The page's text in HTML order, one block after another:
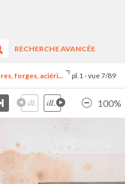
RECHERCHE AVANCÉE
forges, aciéri... pl.1 - vue 7/89
100%